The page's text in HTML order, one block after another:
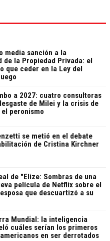
media sanción a la
de la Propiedad Privada: el
que ceder en la Ley del
a 2027: cuatro consultoras
de Milei y la crisis de
peronismo
se metió en el debate
de Cristina Kirchner
de "Elize: Sombras de una
película de Netflix sobre el
que descuartizó a su
Mundial: la inteligencia
cuáles serían los primeros
en ser derrotados